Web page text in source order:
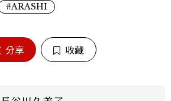
#ARASHI
分享 收藏